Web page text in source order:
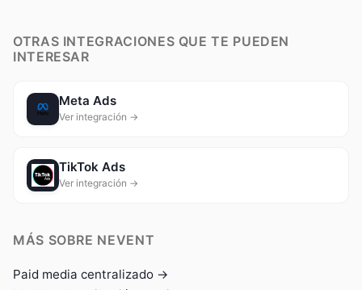
OTRAS INTEGRACIONES QUE TE PUEDEN
INTERESAR
Meta Ads
Ver integración →
TikTok Ads
Ver integración →
MÁS SOBRE NEVENT
Paid media centralizado →